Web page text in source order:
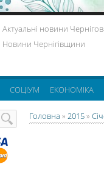
Актуальні новини
Новини Чернігівщини
СОЦІУМ ЕКОНОМІКА
Головна » 2015»